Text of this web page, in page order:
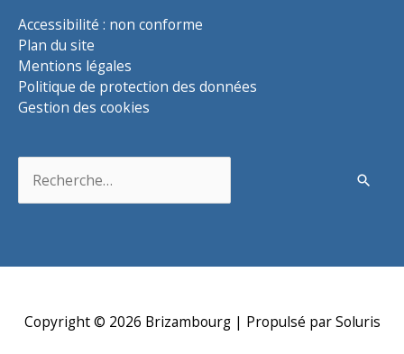
Accessibilité : non conforme
Plan du site
Mentions légales
Politique de protection des données
Gestion des cookies
Copyright © 2026 Brizambourg| Propulsé par Soluris